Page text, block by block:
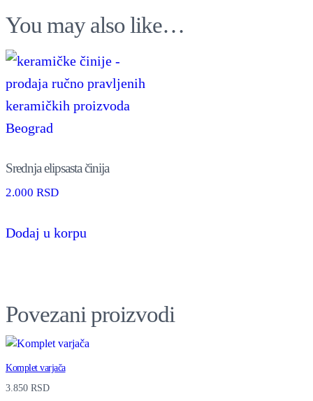
n
j
u
t
You may also like…
Srednja elipsasta činija
2.000 RSD
Dodaj u korpu
Povezani proizvodi
Komplet varjača
3.850 RSD